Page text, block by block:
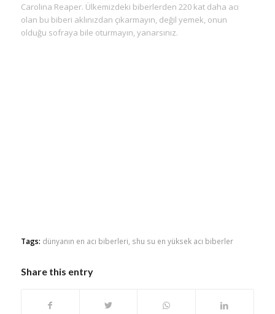
Carolina Reaper. Ülkemizdeki biberlerden 220 kat daha acı
olan bu biberi aklınızdan çıkarmayın, değil yemek, onun
olduğu sofraya bile oturmayın, yanarsınız.
Tags: dünyanın en acı biberleri shu su en yüksek acı biberler
Share this entry